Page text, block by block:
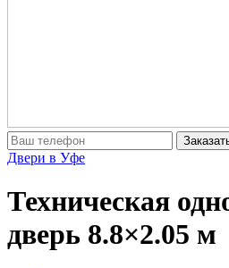
Двери в Уфе
Техническая
дверь 8.8×2.05 м